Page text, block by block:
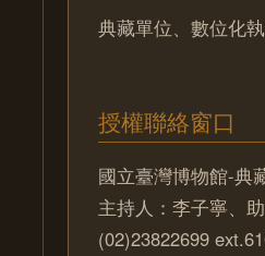
典藏單位、數位化
授權聯絡窗口
國立臺灣博物館-典
主持人：李子寧、
(02)23822699